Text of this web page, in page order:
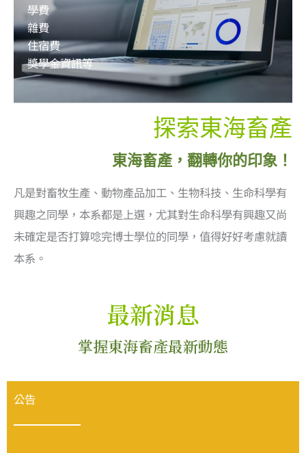
學費
雜費
住宿費
獎學金資訊等
探索東海畜產
東海畜產，翻轉你的印象！
凡是對畜牧生產、動物產品加工、生物科技、生命科學有
興趣之同學，本系都是上選，尤其對生命科學有興趣又尚
未確定是否打算唸完博士學位的同學，值得好好考慮就讀
本系。
最新消息
掌握東海畜產最新動態
公告